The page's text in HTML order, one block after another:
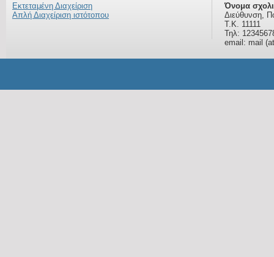
Εκτεταμένη Διαχείριση
Απλή Διαχείριση ιστότοπου
Όνομα
Διεύθυνση,
Τ.Κ. 11111
Τηλ:
email: mail